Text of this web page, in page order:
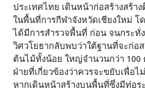
ประเทศไทย เดินหน้าก่อสร้างสร้า
ในพื้นที่การกีฬาจังหวัดเชียงใหม่ โ
ได้มีการสำรวจพื้นที่ ก่อน จนกระทั่ง
วิศวโยธากลับพบว่าใต้ฐานที่จะก่อ
ต้นไม้ทั้งน้อย ใหญ่จำนวนกว่า 100
ฝ่ายที่เกี่ยวข้องว่าควรจะขยับเพื่อ
หากเดินหน้าสร้างบนพื้นที่ซึ่งมีท่อร